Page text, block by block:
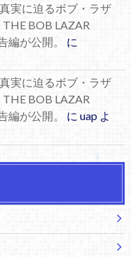
実に迫るボブ・ラザ
BOB LAZAR
編が公開。
に
実に迫るボブ・ラザ
BOB LAZAR
編が公開。
に uapよ